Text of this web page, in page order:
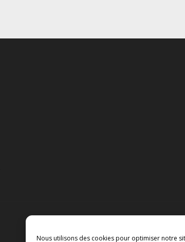
Nous utilisons des cookies pour optimiser notre